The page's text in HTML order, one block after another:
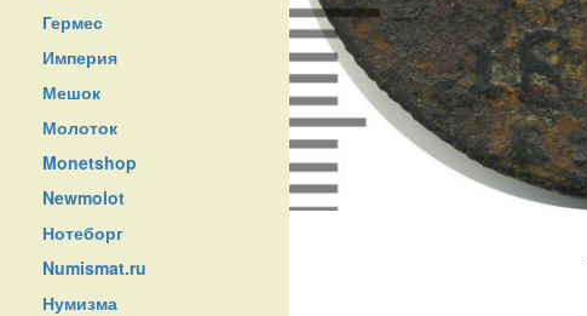
Гермес
Империя
Мешок
Молоток
Monetshop
Newmolot
Нотеборг
Numismat.ru
Нумизма